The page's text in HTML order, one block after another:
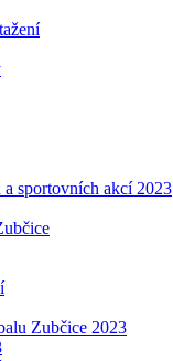
sportovních akcí 2023
Zubčice 2023